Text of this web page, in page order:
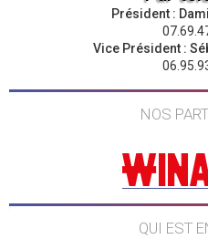
Président :
Vice Président :
NOS
QUI EST